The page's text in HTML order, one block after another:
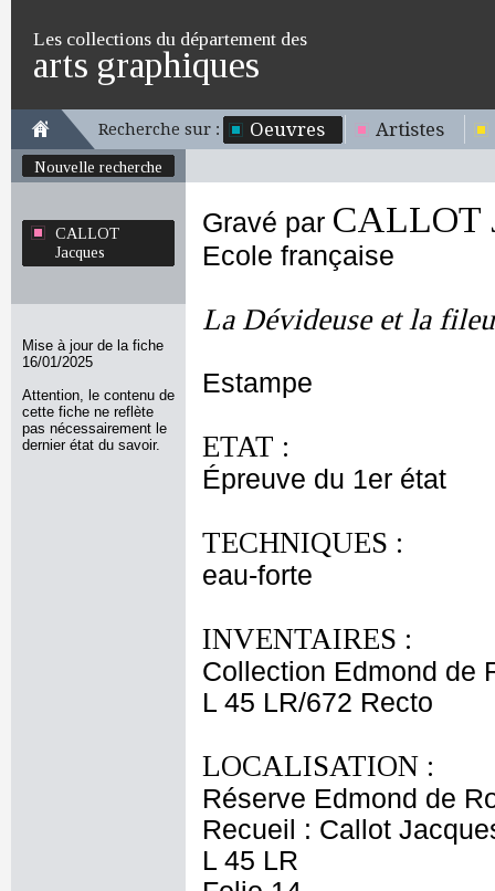
Les collections du département des
arts graphiques
Recherche sur : Oeuvres Artistes
Nouvelle recherche
CALLOT
Jacques
Mise à jour de la fiche
16/01/2025
Attention, le contenu de
cette fiche ne reflète
pas nécessairement le
dernier état du savoir.
Gravé par CALLOT
Ecole française
La Dévideuse et la
Estampe
ETAT :
Épreuve du 1er état
TECHNIQUES :
eau-forte
INVENTAIRES :
Collection Edmond de
L 45 LR/672 Recto
LOCALISATION :
Réserve Edmond de
Recueil : Callot
L 45 LR